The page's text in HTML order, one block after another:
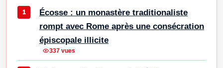
Écosse : un monastère traditionaliste
rompt avec Rome après une consécration
épiscopale illicite
337 vues